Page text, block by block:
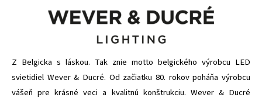
Z Belgicka s láskou. Tak znie motto belgického výrobcu LED
svietidiel Wever & Ducré. Od začiatku 80. rokov poháňa výrobcu
vášeň pre krásné veci a kvalitnú konštrukciu. Wever & Ducré